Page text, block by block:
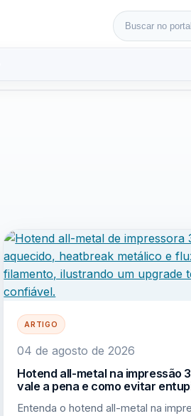
Buscar por:
ARTIGO
04 de agosto de 2026
Hotend all-metal na impressão
vale a pena e como evitar
Entenda o hotend all-metal na